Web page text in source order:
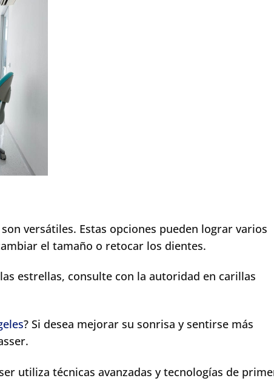
versátiles. Estas opciones pueden lograr varios
el tamaño o retocar los dientes.
estrellas, consulte con la autoridad en carillas
? Si desea mejorar su sonrisa y sentirse más
utiliza técnicas avanzadas y tecnologías de